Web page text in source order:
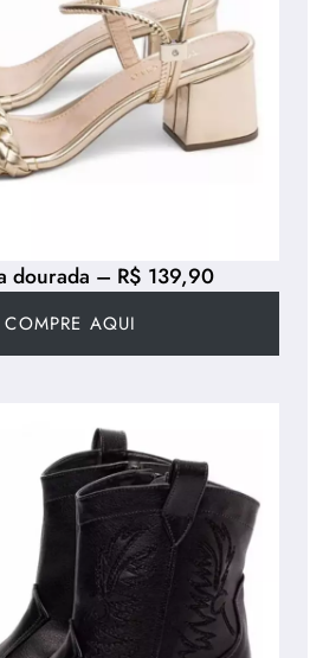
dourada – R$ 139,90
COMPRE AQUI